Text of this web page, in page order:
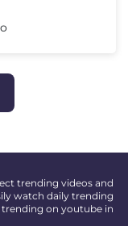
trending videos and
watch daily trending
on youtube in